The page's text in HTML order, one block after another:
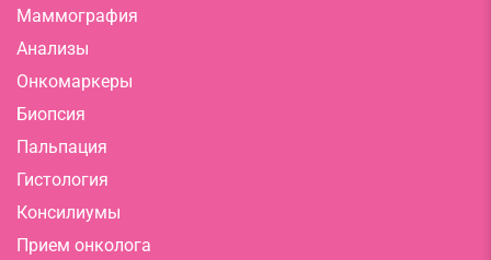
Маммография
Анализы
Онкомаркеры
Биопсия
Пальпация
Гистология
Консилиумы
Прием онколога